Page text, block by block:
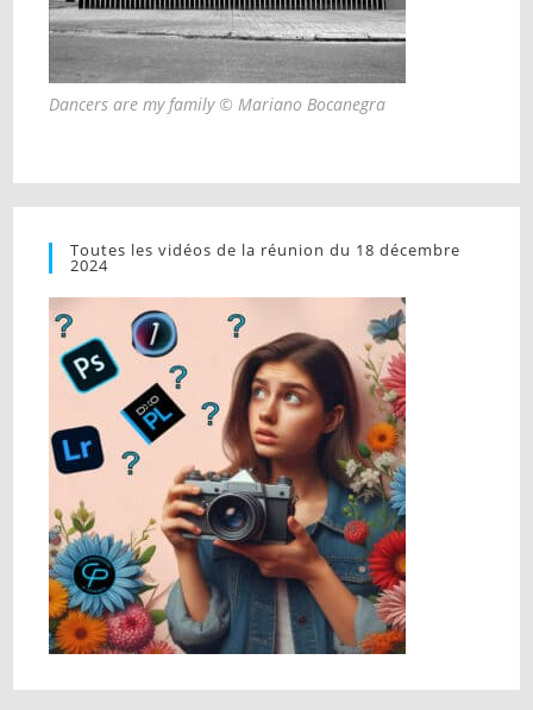
Dancers are my family © Mariano Bocanegra
Toutes les vidéos de la réunion du 18 décembre
2024